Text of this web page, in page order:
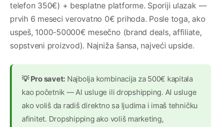
telefon 350€) + besplatne platforme. Sporiji ulazak —
prvih 6 meseci verovatno 0€ prihoda. Posle toga, ako
uspeš, 1000-50000€ mesečno (brand deals, affiliate,
sopstveni proizvod). Najniža šansa, najveći upside.
💡 Pro savet: Najbolja kombinacija za 500€ kapitala
kao početnik — AI usluge ili dropshipping. AI usluge
ako voliš da radiš direktno sa ljudima i imaš tehničku
afinitet. Dropshipping ako voliš marketing,